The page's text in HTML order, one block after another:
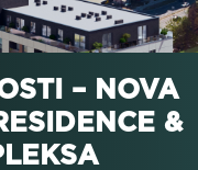
– NOVA
&